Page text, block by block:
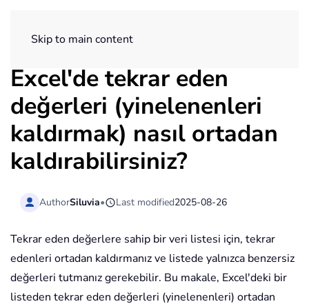
Skip to main content
Excel'de tekrar eden
değerleri (yinelenenleri
kaldırmak) nasıl ortadan
kaldırabilirsiniz?
AuthorSiluvia• Last modified2025-08-26
Tekrar eden değerlere sahip bir veri listesi için, tekrar
edenleri ortadan kaldırmanız ve listede yalnızca benzersiz
değerleri tutmanız gerekebilir. Bu makale, Excel'deki bir
listeden tekrar eden değerleri (yinelenenleri) ortadan